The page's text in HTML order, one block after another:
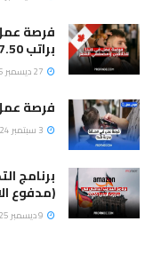
فرصة
براتب 37.50 دولار بالساعة
فرصة
(مدفوع